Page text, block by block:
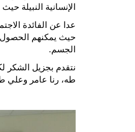
الإنسانية النبيلة
عدا عن الفائدة
حيث يمكنهم الحصول
الجسم.
نتقدم بجزيل الشكر
طه، رنا عامر وعلي